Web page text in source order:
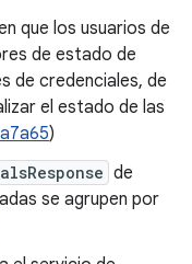
que los usuarios de
de estado de
de credenciales, de
el estado de las
)
de
se agrupen por